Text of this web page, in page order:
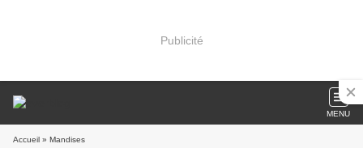
Publicité
MENU
Accueil » Mandises